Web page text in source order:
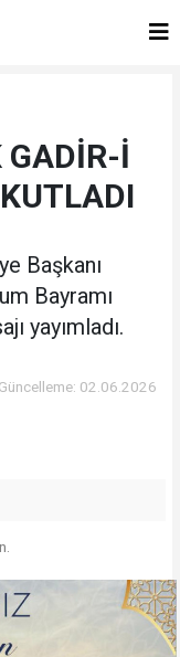
GADİR-İ
Başkanı
Bayramı
yayımladı.
02.06.2026